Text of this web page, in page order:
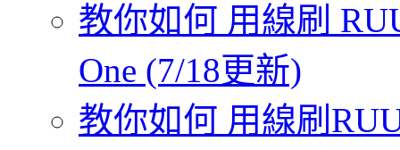
教你如何 用線刷
One (7/18更新)
教你如何 用線刷